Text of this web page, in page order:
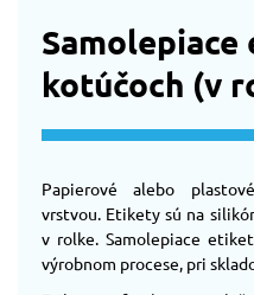
kotúčoch (v
Papierové alebo
vrstvou. Etikety sú na
v rolke. Samolepiace
výrobnom procese, pri